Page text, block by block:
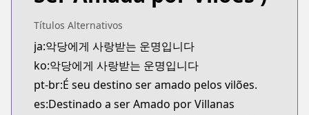
Títulos Alternativos
ja:악당에게 사랑받는 운명입니다
ko:악당에게 사랑받는 운명입니다
pt-br:É seu destino ser amado pelos vilões.
es:Destinado a ser Amado por Villanas